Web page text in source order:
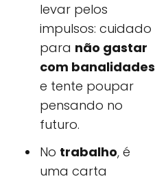
levar pelos
impulsos: cuidado
para não gastar
com banalidades
e tente poupar
pensando no
futuro.
No trabalho, é
uma carta